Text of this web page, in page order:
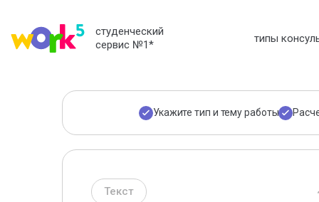
студенческий
сервис №1* типы
Укажите тип и тему работы
Текст